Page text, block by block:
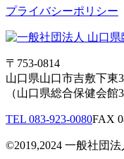
プライバシーポリシー
〒753-0814
山口県山口市吉敷下東
（山口県総合保健会館
TEL 083-923-0080FAX
©2019,2024 一般社団